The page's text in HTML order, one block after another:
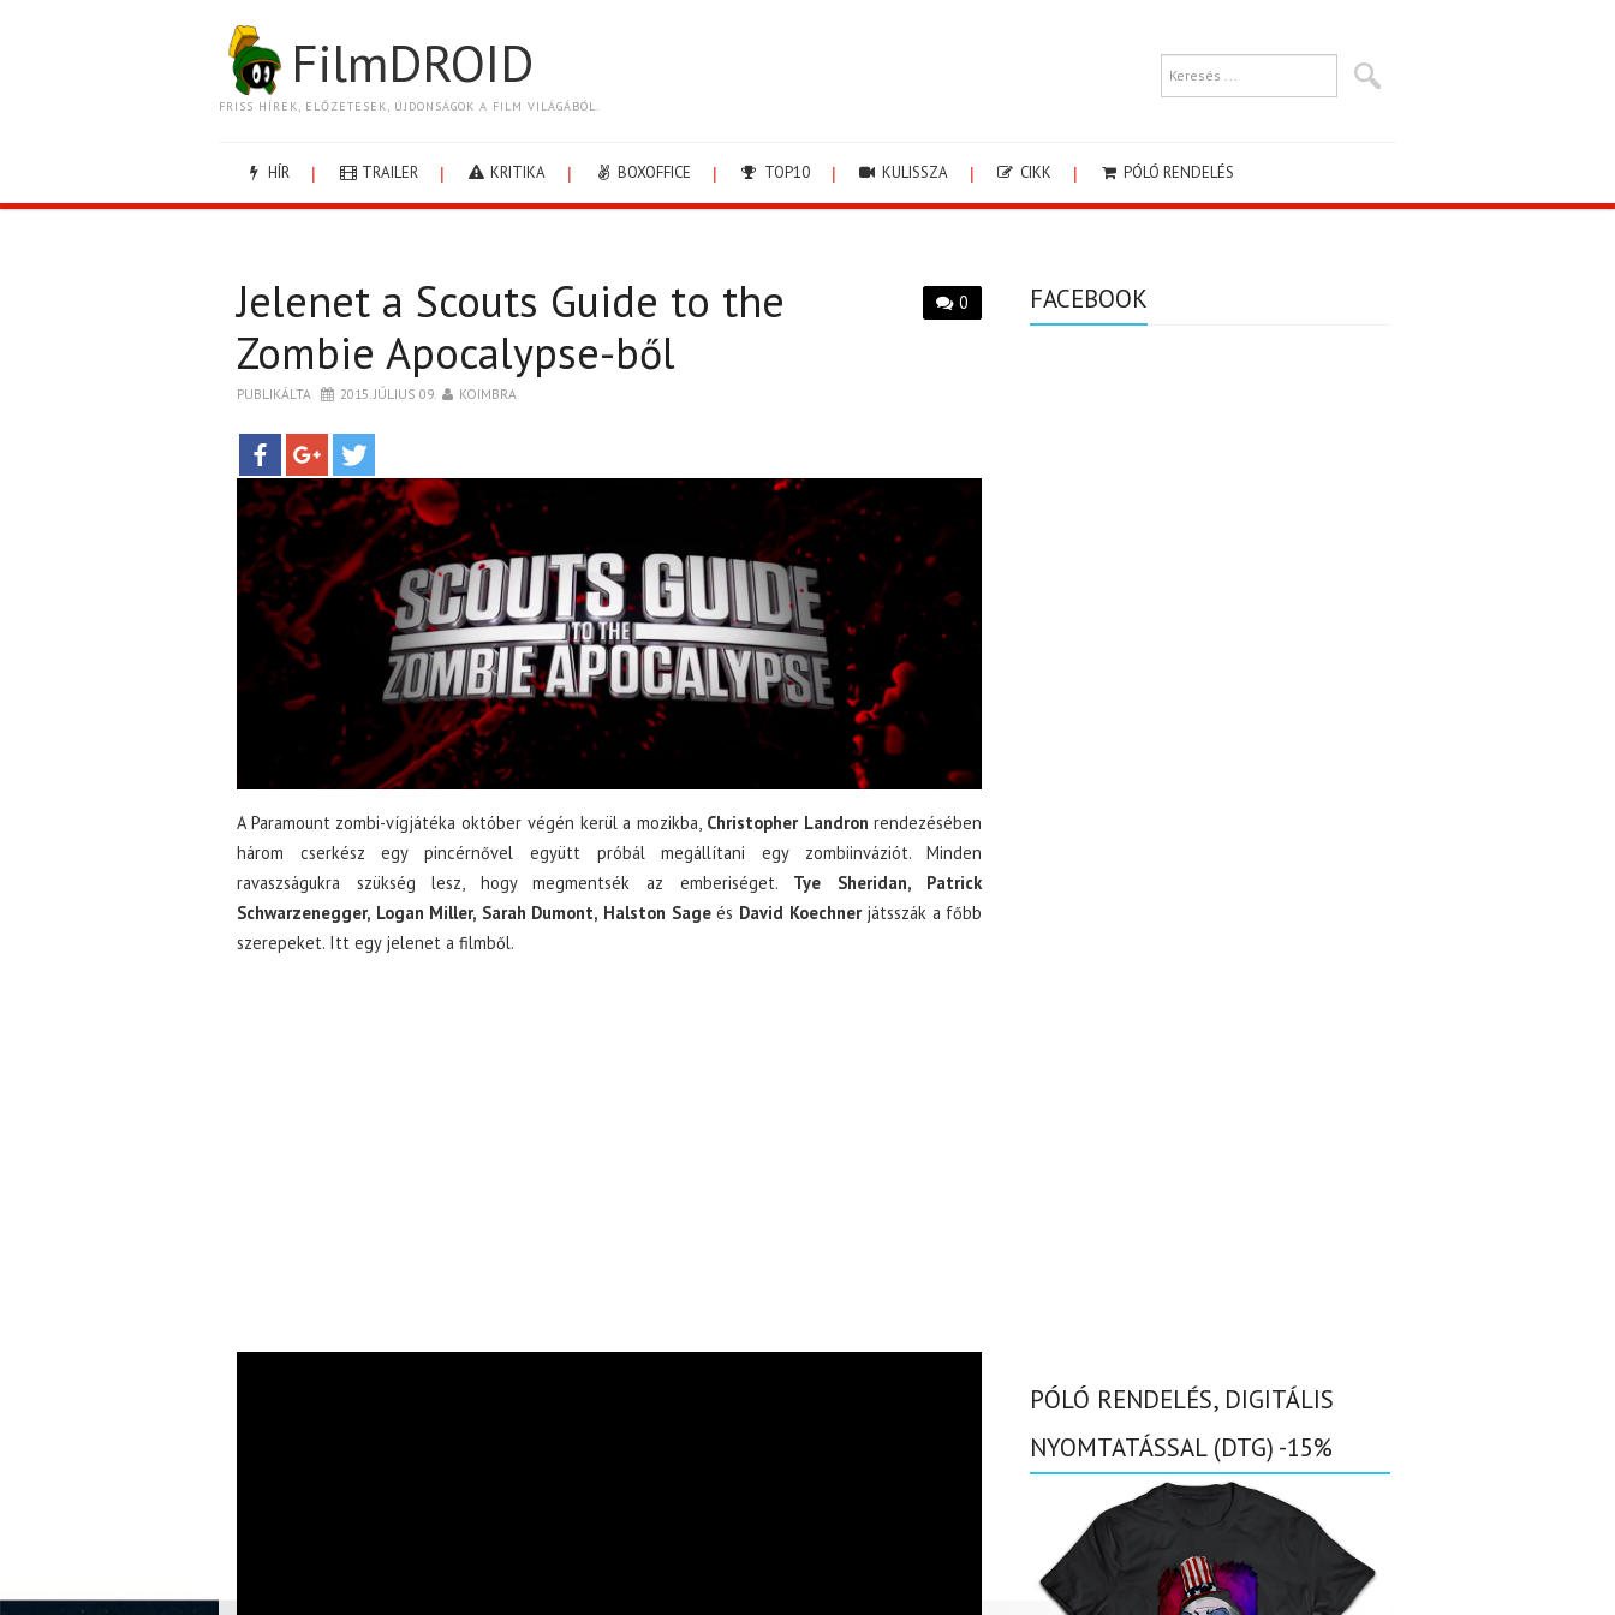
FilmDROID
FRISS HÍREK, ELŐZETESEK, ÚJDONSÁGOK A FILM VILÁGÁBÓL.
HÍR TRAILER KRITIKA BOXOFFICE TOP10 KULISSZA CIKK PÓLÓ RENDELÉS
0
Jelenet a Scouts Guide to the
Zombie Apocalypse-ből
PUBLIKÁLTA 2015. JÚLIUS 09. KOIMBRA
A Paramount zombi-vígjátéka október végén kerül a mozikba, Christopher Landron rendezésében
három cserkész egy pincérnővel együtt próbál megállítani egy zombiinváziót. Minden
ravaszságukra szükség lesz, hogy megmentsék az emberiséget. Tye Sheridan, Patrick
Schwarzenegger, Logan Miller, Sarah Dumont, Halston Sageés David Koechnerjátsszák a főbb
szerepeket. Itt egy jelenet a filmből.
FACEBOOK
PÓLÓ RENDELÉS, DIGITÁLIS
NYOMTATÁSSAL (DTG) -15%